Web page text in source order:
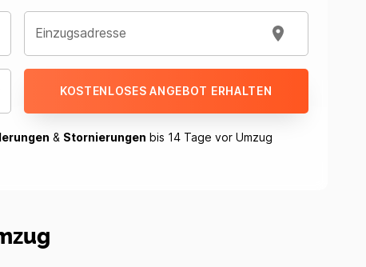
Einzugsadresse
KOSTENLOSES ANGEBOT ERHALTEN
& Stornierungen bis 14 Tage vor Umzug